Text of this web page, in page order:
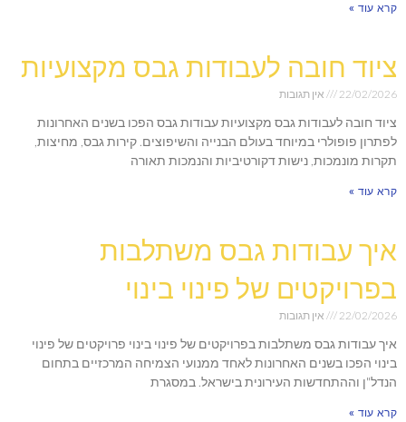
קרא עוד »
ציוד חובה לעבודות גבס מקצועיות
22/02/2026 אין תגובות
ציוד חובה לעבודות גבס מקצועיות עבודות גבס הפכו בשנים האחרונות
לפתרון פופולרי במיוחד בעולם הבנייה והשיפוצים. קירות גבס, מחיצות,
תקרות מונמכות, נישות דקורטיביות והנמכות תאורה
קרא עוד »
איך עבודות גבס משתלבות
בפרויקטים של פינוי בינוי
22/02/2026 אין תגובות
איך עבודות גבס משתלבות בפרויקטים של פינוי בינוי פרויקטים של פינוי
בינוי הפכו בשנים האחרונות לאחד ממנועי הצמיחה המרכזיים בתחום
הנדל"ן וההתחדשות העירונית בישראל. במסגרת
קרא עוד »